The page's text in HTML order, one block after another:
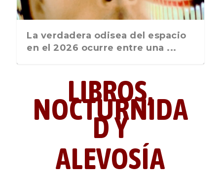
La última postal de la temporada
nos recuerda que nos vamos ...
La verdadera odisea del espacio
en el 2026 ocurre entre una ...
LIBROS,
NOCTURNIDA
D Y
ALEVOSÍA